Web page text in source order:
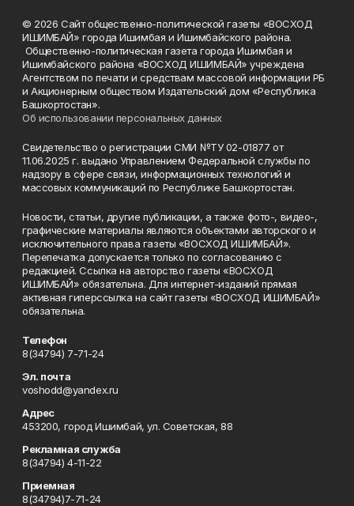
© 2026 Сайт общественно-политической газеты «ВОСХОД
ИШИМБАЙ» города Ишимбая и Ишимбайского района.
Общественно-политическая газета города Ишимбая и
Ишимбайского района «ВОСХОД ИШИМБАЙ» учреждена
Агентством по печати и средствам массовой информации РБ
и Акционерным обществом Издательский дом «Республика
Башкортостан».
Об использовании персональных данных
Свидетельство о регистрации СМИ №ТУ 02-01877 от
11.06.2025 г. выдано Управлением Федеральной службы по
надзору в сфере связи, информационных технологий и
массовых коммуникаций по Республике Башкортостан.
Новости, статьи, другие публикации, а также фото-, видео-,
графические материалы являются объектами авторского и
исключительного права газеты «ВОСХОД ИШИМБАЙ».
Перепечатка допускается только по согласованию с
редакцией. Ссылка на авторство газеты «ВОСХОД
ИШИМБАЙ» обязательна. Для интернет-изданий прямая
активная гиперссылка на сайт газеты «ВОСХОД ИШИМБАЙ»
обязательна.
Телефон
8(34794) 7-71-24
Эл. почта
voshodd@yandex.ru
Адрес
453200, город Ишимбай, ул. Советская, 88
Рекламная служба
8(34794) 4-11-22
Приемная
8(34794)7-71-24